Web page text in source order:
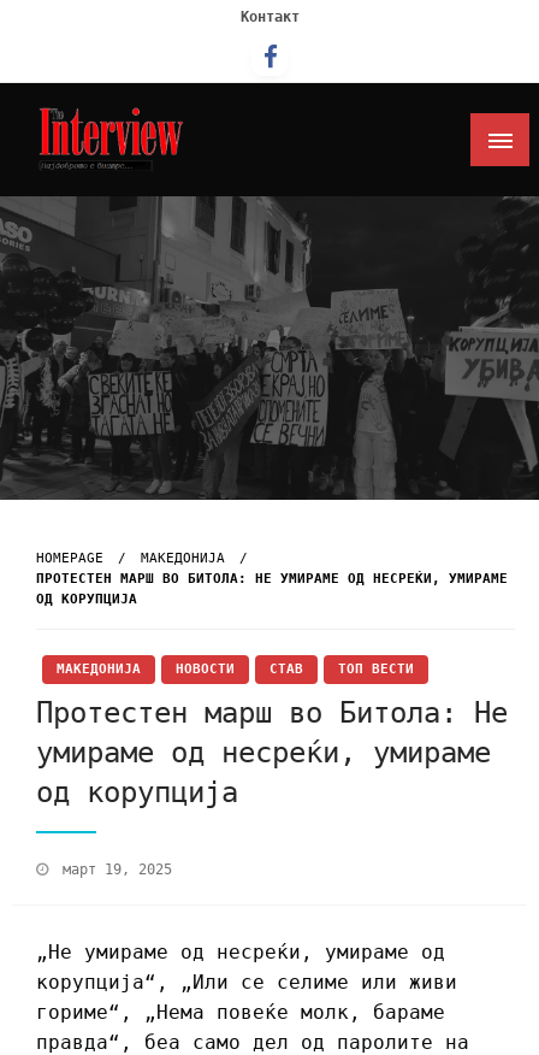
Контакт
Интервју
HOMEPAGE
МАКЕДОНИЈА
ПРОТЕСТЕН МАРШ ВО БИТОЛА: НЕ УМИРАМЕ ОД НЕСРЕЌИ, УМИРАМЕ
ОД КОРУПЦИЈА
МАКЕДОНИЈА НОВОСТИ СТАВ ТОП ВЕСТИ
Протестен марш во Битола: Не
умираме од несреќи, умираме
од корупција
март 19, 2025
„Не умираме од несреќи, умираме од
корупција“, „Или се селиме или живи
гориме“, „Нема повеќе молк, бараме
правда“, беа само дел од паролите на